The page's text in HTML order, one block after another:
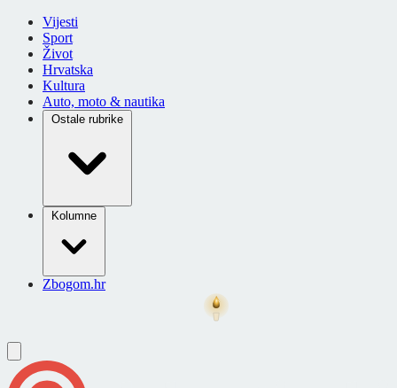
Vijesti
Sport
Život
Hrvatska
Kultura
Auto, moto & nautika
Ostale rubrike
Kolumne
Zbogom.hr